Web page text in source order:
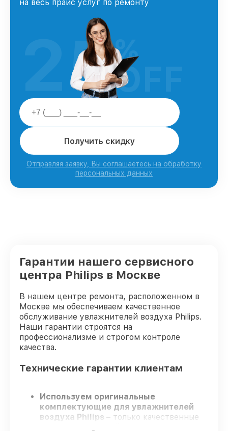
на весь прайс услуг по ремонту
Получить скидку
Отправляя заявку, Вы соглашаетесь на обработку
персональных данных
25%
OFF
Гарантии нашего сервисного
центра Philips в Москве
В нашем центре ремонта, расположенном в
Москве мы обеспечиваем качественное
обслуживание увлажнителей воздуха Philips.
Наши гарантии строятся на
профессионализме и строгом контроле
качества.
Технические гарантии клиентам
Используем оригинальные
комплектующие для увлажнителей
воздуха Philips – только качественные